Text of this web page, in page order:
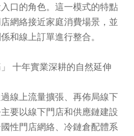
口的角色。這一模式的特點
網絡接近家庭消費場景，並
和線上訂單進行整合。
十年實業深耕的自然延伸
線上流量擴張、再佈局線下
要以線下門店和供應鏈建設
性門店網絡、冷鏈倉配體系